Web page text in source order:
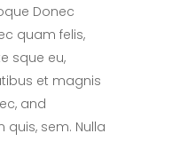
Donec
quam felis,
sque eu,
et magnis
and
quis, sem. Nulla